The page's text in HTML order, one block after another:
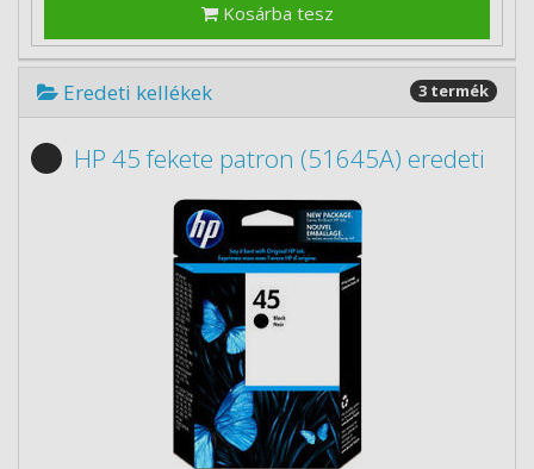
Kosárba tesz
Eredeti kellékek 3 termék
HP 45 fekete patron (51645A) eredeti